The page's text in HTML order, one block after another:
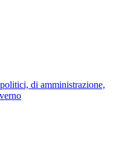
di amministrazione,